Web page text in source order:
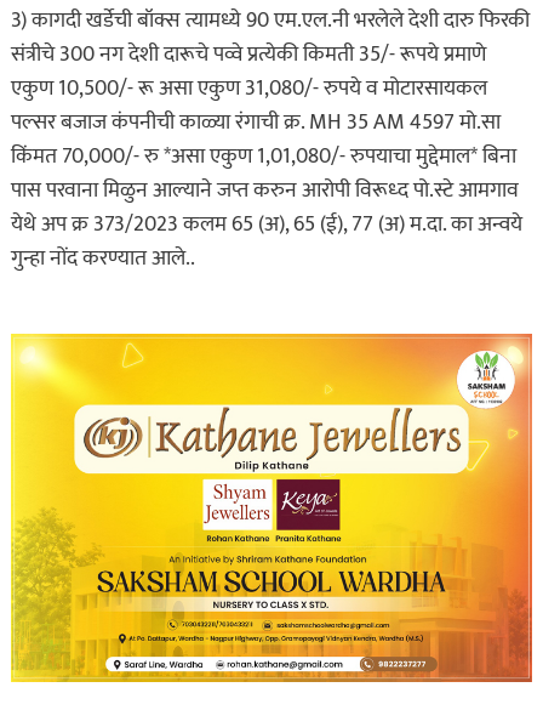
3) कागदी खर्डेची बॉक्स त्यामध्ये 90 एम.एल.नी भरलेले देशी दारु फिरकी
संत्रीचे 300 नग देशी दारूचे पव्वे प्रत्येकी किमती 35/- रूपये प्रमाणे
एकुण 10,500/- रू असा एकुण 31,080/- रुपये व मोटारसायकल
पल्सर बजाज कंपनीची काळ्या रंगाची क्र. MH 35 AM 4597 मो.सा
किंमत 70,000/- रु *असा एकुण 1,01,080/- रुपयाचा मुद्देमाल* बिना
पास परवाना मिळुन आल्याने जप्त करुन आरोपी विरूध्द पो.स्टे आमगाव
येथे अप क्र 373/2023 कलम 65 (अ), 65 (ई), 77 (अ) म.दा. का अन्वये
गुन्हा नोंद करण्यात आले..